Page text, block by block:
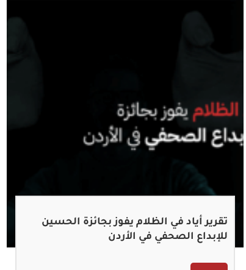
تقرير أياد في الظلام يفوز بجائزة الحسين
للإبداع الصحفي في الأردن